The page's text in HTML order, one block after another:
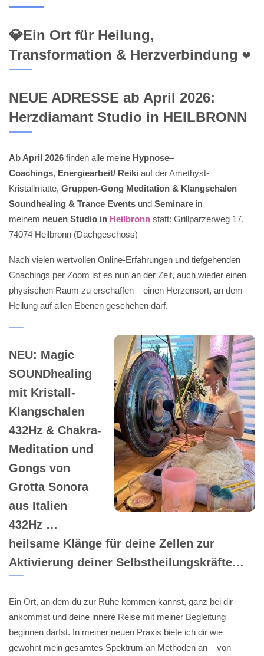
💎Ein Ort für Heilung,
Transformation & Herzverbindung ❤️
NEUE ADRESSE ab April 2026:
Herzdiamant Studio in HEILBRONN
Ab April 2026 finden alle meine Hypnose–
Coachings, Energiearbeit/ Reiki auf der Amethyst-
Kristallmatte, Gruppen-Gong Meditation & Klangschalen
Soundhealing & Trance Events und Seminare in
meinem neuen Studio in Heilbronn statt: Grillparzerweg 17,
74074 Heilbronn (Dachgeschoss)
Nach vielen wertvollen Online-Erfahrungen und tiefgehenden
Coachings per Zoom ist es nun an der Zeit, auch wieder einen
physischen Raum zu erschaffen – einen Herzensort, an dem
Heilung auf allen Ebenen geschehen darf.
NEU: Magic
SOUNDhealing
mit Kristall-
Klangschalen
432Hz & Chakra-
Meditation und
Gongs von
Grotta Sonora
aus Italien
432Hz …
heilsame Klänge für deine Zellen zur
Aktivierung deiner Selbstheilungskräfte…
Ein Ort, an dem du zur Ruhe kommen kannst, ganz bei dir
ankommst und deine innere Reise mit meiner Begleitung
beginnen darfst. In meiner neuen Praxis biete ich dir wie
gewohnt mein gesamtes Spektrum an Methoden an – von